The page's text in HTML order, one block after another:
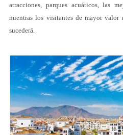
atracciones, parques acuáticos, las
mientras los visitantes de mayor valor
sucederá.